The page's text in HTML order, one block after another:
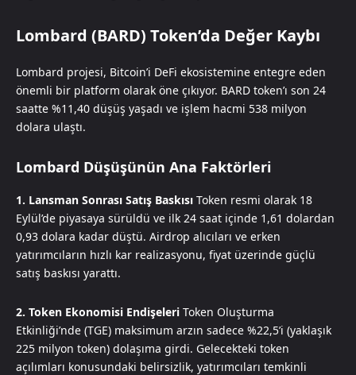
Lombard (BARD) Token’da Değer Kaybı
Lombard projesi, Bitcoin’i DeFi ekosistemine entegre eden
önemli bir platform olarak öne çıkıyor. BARD token’ı son 24
saatte %11,40 düşüş yaşadı ve işlem hacmi 538 milyon
dolara ulaştı.
Lombard Düşüşünün Ana Faktörleri
1. Lansman Sonrası Satış Baskısı Token resmi olarak 18
Eylül’de piyasaya sürüldü ve ilk 24 saat içinde 1,61 dolardan
0,93 dolara kadar düştü. Airdrop alıcıları ve erken
yatırımcıların hızlı kar realizasyonu, fiyat üzerinde güçlü
satış baskısı yarattı.
2. Token Ekonomisi Endişeleri Token Oluşturma
Etkinliği’nde (TGE) maksimum arzın sadece %22,5’i (yaklaşık
225 milyon token) dolaşıma girdi. Gelecekteki token
açılımları konusundaki belirsizlik, yatırımcıları temkinli